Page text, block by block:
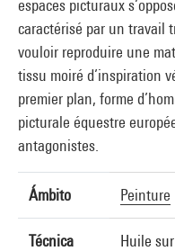
espaces picturaux
caractérisé par un travail
vouloir reproduire une
tissu moiré d’inspiration
premier plan, forme
picturale équestre
antagonistes.
Ámbito Peinture
Técnica Huile